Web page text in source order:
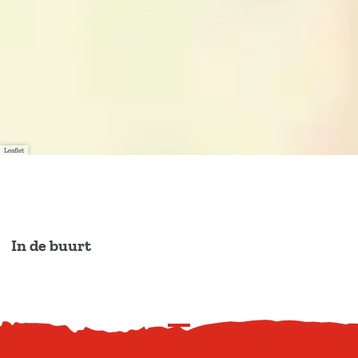
In de buurt
Leaflet
S